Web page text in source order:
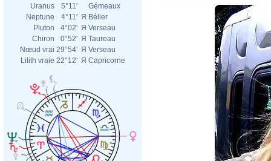
Uranus
5°11'
Gémeaux
Neptune
4°11' Я Bélier
Pluton
4°02' Я Verseau
Chiron
0°52' Я Taureau
Nœud vrai 29°54' Я Verseau
Lilith vraie 22°12' Я Capricorne